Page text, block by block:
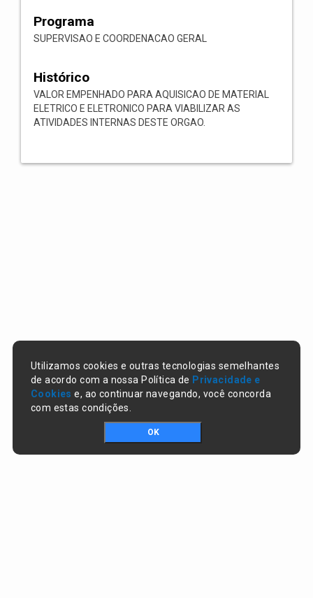
Programa
SUPERVISAO E COORDENACAO GERAL
Histórico
VALOR EMPENHADO PARA AQUISICAO DE MATERIAL
ELETRICO E ELETRONICO PARA VIABILIZAR AS
ATIVIDADES INTERNAS DESTE ORGAO.
Utilizamos cookies e outras tecnologias semelhantes
de acordo com a nossa Política de Privacidade e
Cookies e, ao continuar navegando, você concorda
com estas condições.
OK